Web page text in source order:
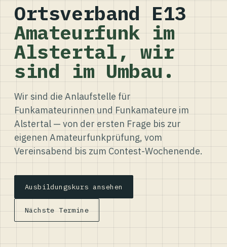
Ortsverband E13
Amateurfunk im
Alstertal, wir
sind im Umbau.
Wir sind die Anlaufstelle für
Funkamateurinnen und Funkamateure im
Alstertal — von der ersten Frage bis zur
eigenen Amateurfunkprüfung, vom
Vereinsabend bis zum Contest-Wochenende.
Ausbildungskurs ansehen
Nächste Termine